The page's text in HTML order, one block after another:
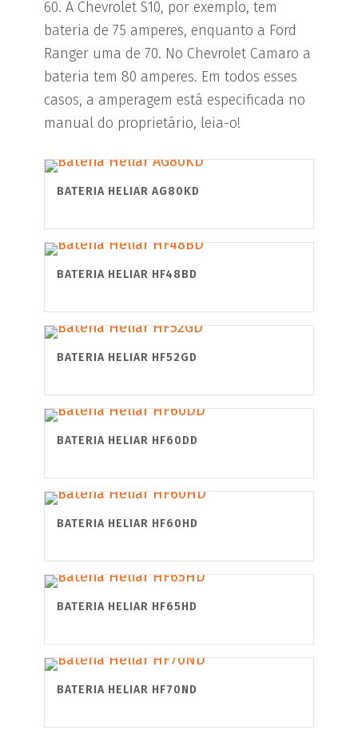
60. A Chevrolet S10, por exemplo, tem
bateria de 75 amperes, enquanto a Ford
Ranger uma de 70. No Chevrolet Camaro a
bateria tem 80 amperes. Em todos esses
casos, a amperagem está especificada no
manual do proprietário, leia-o!
BATERIA HELIAR AG80KD
BATERIA HELIAR HF48BD
BATERIA HELIAR HF52GD
BATERIA HELIAR HF60DD
BATERIA HELIAR HF60HD
BATERIA HELIAR HF65HD
BATERIA HELIAR HF70ND